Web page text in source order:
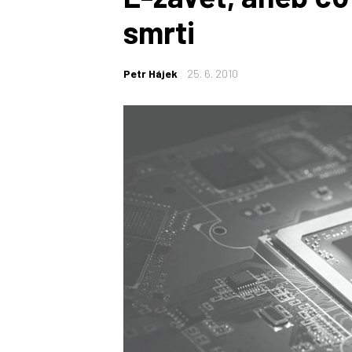
smrti
Petr Hájek 25. 6. 2010